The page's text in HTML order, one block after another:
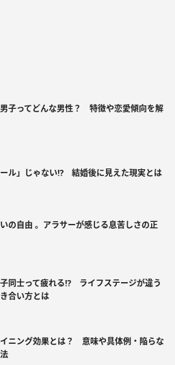
子ってどんな男性？ 特徴や恋愛傾向を解
ール」じゃない⁉ 結婚後に見えた現実とは
の自由 。アラサーが感じる息苦しさの正
同士って疲れる⁉ ライフステージが違う
合い方とは
ニング効果とは？ 意味や具体例・陥らな